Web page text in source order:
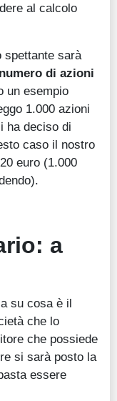
al calcolo
spettante sarà
di azioni
un esempio
1.000 azioni
ha deciso di
caso il nostro
euro (1.000
a
su cosa è il
che lo
che possiede
si sarà posto la
essere